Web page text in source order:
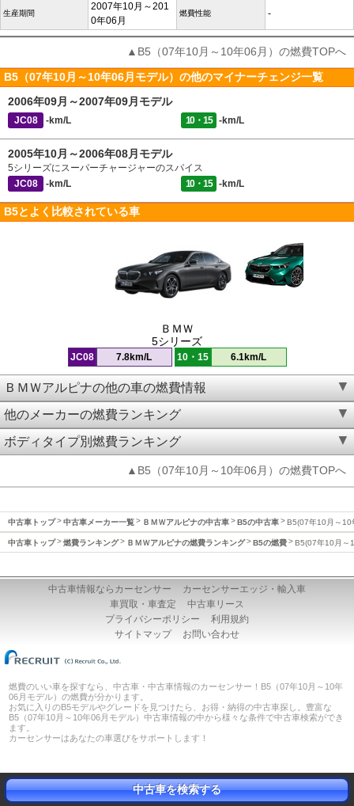
生産期間
2007年10月～201
0年06月
燃費性能 -
▲B5（07年10月～10年06月）の燃費TOPへ
B5（07年10月～10年06月モデル）の他のマイナーチェンジ一覧
2006年09月～2007年09月モデル
JC08 -km/L 10・15 -km/L
2005年10月～2006年08月モデル
5シリーズにスーパーチャージャーのスパイス
JC08
-km/L 10・15 -km/L
B5とよく比較されている車
ＢＭＷ
5シリーズ
JC08 7.8km/L 10・15 6.1km/L
ＢＭＷアルピナの他の車の燃費情報
他のメーカーの燃費ランキング
ボディタイプ別燃費ランキング
▲B5（07年10月～10年06月）の燃費TOPへ
中古車トップ 中古車メーカー一覧 ＢＭＷアルピナの中古車 B5の中古車 B5(07年10月～10
中古車トップ 燃費ランキング ＢＭＷアルピナの燃費ランキング B5の燃費 B5(07年10月～
中古車情報ならカーセンサー
カーセンサーエッジ・輸入車
車買取・車査定
中古車リース
プライバシーポリシー
利用規約
サイトマップ
お問い合わせ
燃費のいい車を探すなら、中古車・中古車情報のカーセンサー！B5（07年10月～10年
06月モデル）の燃費が分かります。
お気に入りのB5モデルやグレードを見つけたら、お得・納得の中古車探し。豊富な
B5（07年10月～10年06月モデル）中古車情報の中から様々な条件で中古車検索ができ
ます。
カーセンサーはあなたの車選びをサポートします！
中古車を検索する